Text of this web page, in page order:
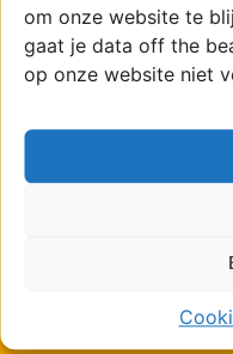
om onze website te
gaat je data off the
op onze website niet
Jullie
maat
100%
veilig op